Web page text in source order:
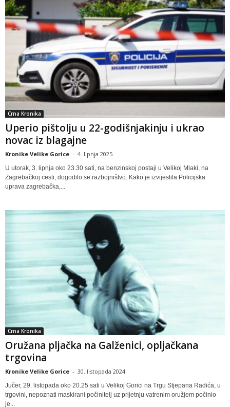
Crna Kronika
Uperio pištolju u 22-godišnjakinju i ukrao
novac iz blagajne
Kronike Velike Gorice - 4. lipnja 2025
U utorak, 3. lipnja oko 23.30 sati, na benzinskoj postaji u Velikoj Mlaki, na
Zagrebačkoj cesti, dogodilo se razbojništvo. Kako je izvijestila Policijska
uprava zagrebačka,...
Crna Kronika
Oružana pljačka na Galženici, opljačkana
trgovina
Kronike Velike Gorice - 30. listopada 2024
Jučer, 29. listopada oko 20.25 sati u Velikoj Gorici na Trgu Stjepana Radića, u
trgovini, nepoznati maskirani počinitelj uz prijetnju vatrenim oružjem počinio
je...